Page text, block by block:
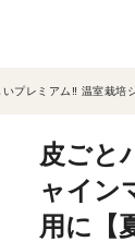
プレミアム‼ 温室栽
皮ごと
ャイン
用に【